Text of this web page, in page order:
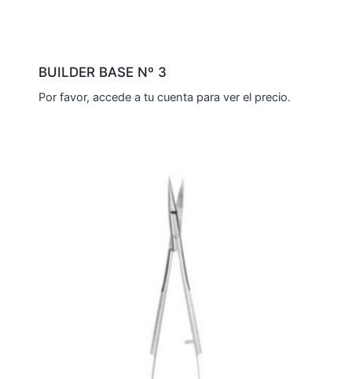
BUILDER BASE Nº 3
Por favor, accede a tu cuenta para ver el precio.